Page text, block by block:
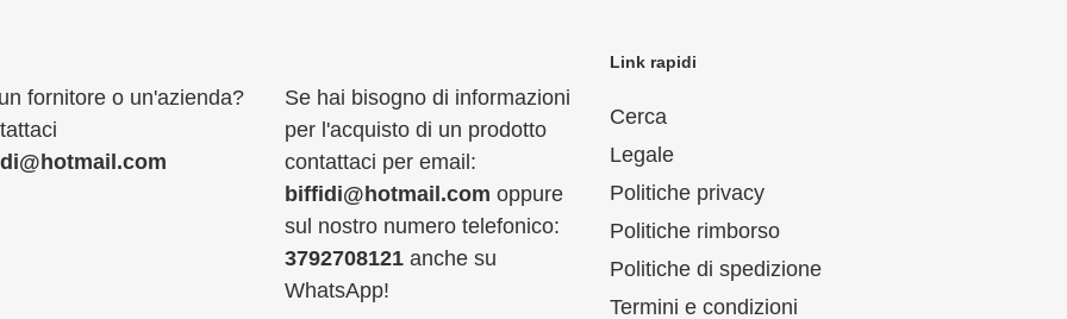
fornitore o un'azienda?
Se hai bisogno di informazioni
per l'acquisto di un prodotto
contattaci per email:
biffidi@hotmail.com oppure
sul nostro numero telefonico:
3792708121 anche su
WhatsApp!
Link rapidi
Cerca
Legale
Politiche privacy
Politiche rimborso
Politiche di spedizione
Termini e condizioni